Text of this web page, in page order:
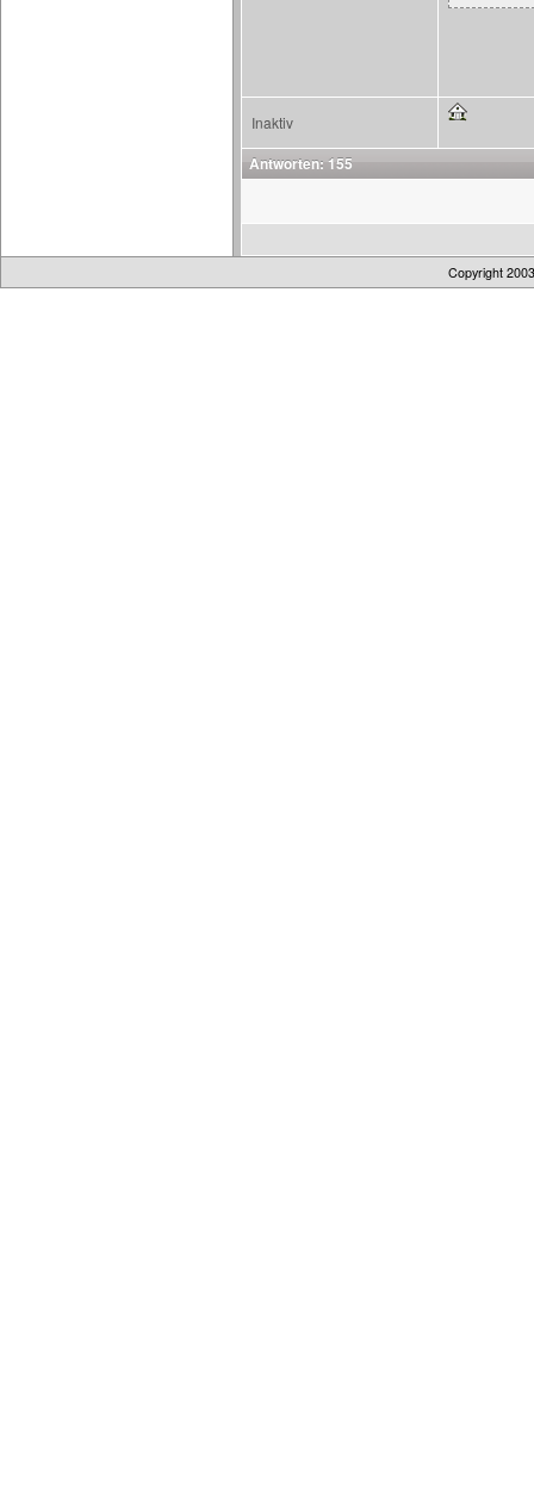
Inaktiv
Antworten: 155
Copyright